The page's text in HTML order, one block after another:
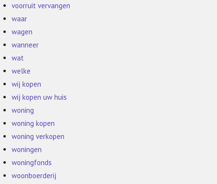
voorruit vervangen
waar
wagen
wanneer
wat
welke
wij kopen
wij kopen uw huis
woning
woning kopen
woning verkopen
woningen
woningfonds
woonboerderij